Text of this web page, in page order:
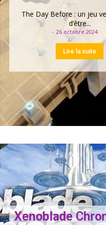
The Day Before : un jeu
d’être...
- 26 octobre 2024
Lire la suite
Xenoblade